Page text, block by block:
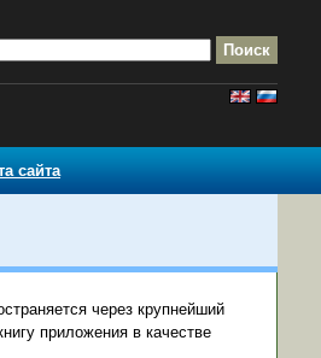
сайта
через крупнейший
приложения в качестве